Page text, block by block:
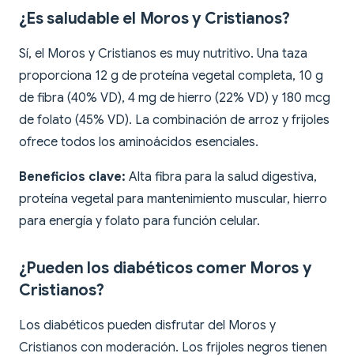
¿Es saludable el Moros y Cristianos?
Sí, el Moros y Cristianos es muy nutritivo. Una taza
proporciona 12 g de proteína vegetal completa, 10 g
de fibra (40% VD), 4 mg de hierro (22% VD) y 180 mcg
de folato (45% VD). La combinación de arroz y frijoles
ofrece todos los aminoácidos esenciales.
Beneficios clave: Alta fibra para la salud digestiva,
proteína vegetal para mantenimiento muscular, hierro
para energía y folato para función celular.
¿Pueden los diabéticos comer Moros y
Cristianos?
Los diabéticos pueden disfrutar del Moros y
Cristianos con moderación. Los frijoles negros tienen